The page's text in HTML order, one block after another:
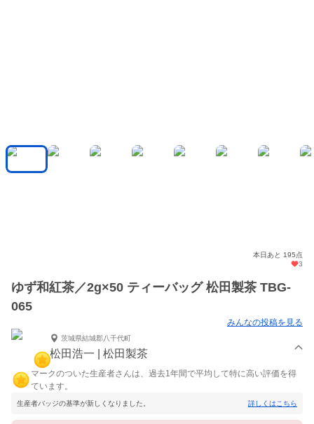
本日あと 195点
3
ゆず和紅茶／2g×50 ティーバッグ 松田製茶 TBG-
065
みんなの投稿を見る
茨城県結城郡八千代町
松田浩一 | 松田製茶
マークのついた生産者さんは、過去1年間で平均して特に高い評価を得
ています。
生産者バッジの基準が新しくなりました。 詳しくはこちら